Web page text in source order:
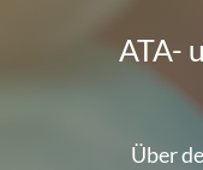
ATA-
Über